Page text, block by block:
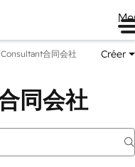
合同会社 Créer
同会社